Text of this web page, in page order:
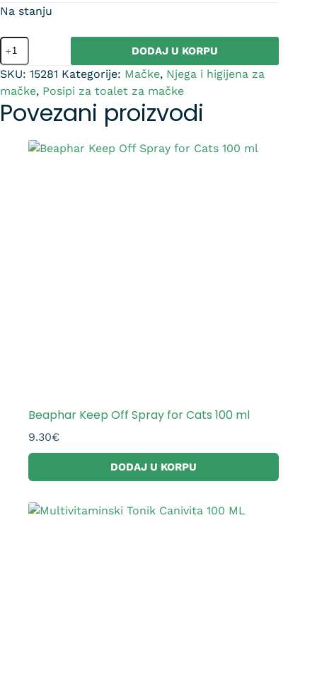
Na stanju
DODAJ U KORPU
SKU: 15281 Kategorije: Mačke, Njega i higijena za
mačke, Posipi za toalet za mačke
Povezani proizvodi
Beaphar Keep Off Spray for Cats 100 ml
9.30€
DODAJ U KORPU